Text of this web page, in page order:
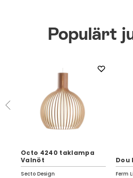
Populärt
Octo 4240 taklampa
Valnöt
Secto Design
Dou
Ferm